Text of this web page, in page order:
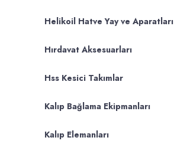
Helikoil Hatve Yay ve Aparatları
Hırdavat Aksesuarları
Hss Kesici Takımlar
Kalıp Bağlama Ekipmanları
Kalıp Elemanları